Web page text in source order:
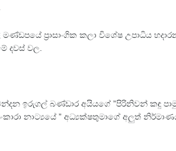
ප්‍රාසාංගික කලා විශේෂ උපාධිය
දවස් වල.
ඉරුගල් බණ්ඩාර අයියගේ ”‍පිරිනිවන් කඳු
නාට්‍යයේ ”‍ අධ්‍යක්ෂතුමාගේ අලු‍ත්